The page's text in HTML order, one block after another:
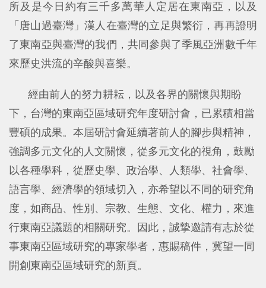
所及是今日約有三千多萬華人定居在東南亞，以及
「唐山過臺灣」漢人在臺灣的立足與繁衍，再再證明
了東南亞與臺灣的我們，共同參與了季風亞洲數千年
來歷史洪流的辛酸與喜樂。
經由前人的努力耕耘，以及各界的關懷與期盼
下，台灣的東南亞區域研究年度研討會，已累積相當
豐碩的成果。本屆研討會延續著前人的腳步與精神，
強調多元文化的人文關懷，從多元文化的視角，鼓勵
以各種學科，從歷史學、政治學、人類學、社會學、
語言學、經濟學的領域切入，亦希望以不同的研究角
度，如商品、性別、宗教、生態、文化、權力，來進
行東南亞議題的相關研究。因此，誠摯邀請有志於從
事東南亞區域研究的專家學者，惠賜稿件，冀望一同
開創東南亞區域研究的新頁。